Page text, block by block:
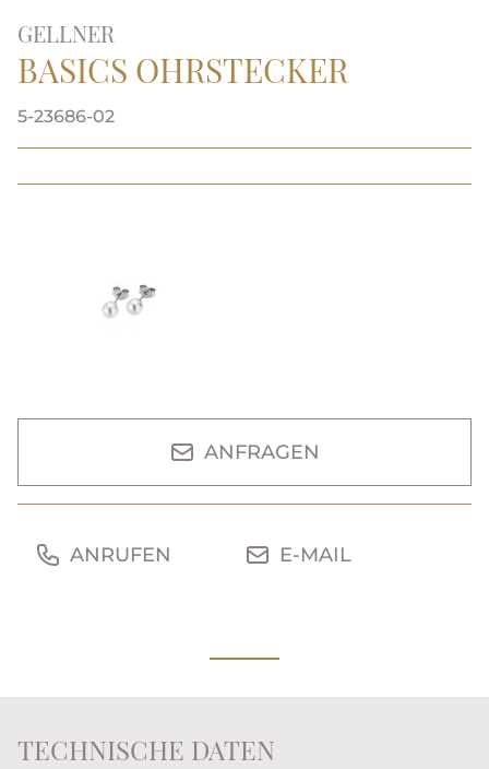
GELLNER
BASICS OHRSTECKER
5-23686-02
ANFRAGEN
ANRUFEN E-MAIL
TECHNISCHE DATEN